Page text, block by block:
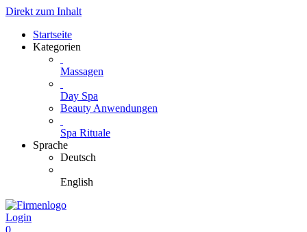
Direkt zum Inhalt
Startseite
Kategorien
Massagen
Day Spa
Beauty Anwendungen
Spa Rituale
Sprache
Deutsch
English
Login
0